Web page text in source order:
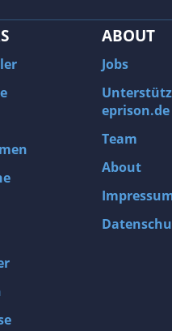
ABOUT
Jobs
eprison.de
Team
About